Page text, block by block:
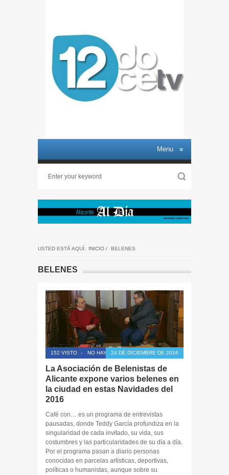
Menu ≡
USTED ESTÁ AQUÍ: INICIO / BELENES
BELENES
152 VISTO - NO HAY COMENTARIOS
24 DE DICIEMBRE DE 2016
La Asociación de Belenistas de
Alicante expone varios belenes en
la ciudad en estas Navidades del
2016
Café con… es un programa de entrevistas
pausadas, donde Teddy García profundiza en la
singularidad de cada invitado, su vida, sus
costumbres y las particularidades de su día a día.
Por el programa pasan a diario personas
conocidas en parcelas artísticas, deportivas,
políticas o humanistas, aunque sobre su